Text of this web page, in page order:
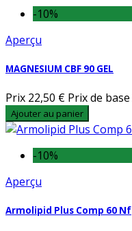
-10%
Aperçu
MAGNESIUM CBF 90 GEL
Prix 22,50 € Prix de base
Ajouter au panier
-10%
Aperçu
Armolipid Plus Comp 60 Nf